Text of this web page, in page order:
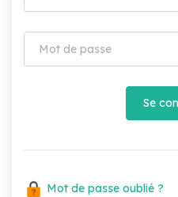
Se
Mot de passe oublié ?